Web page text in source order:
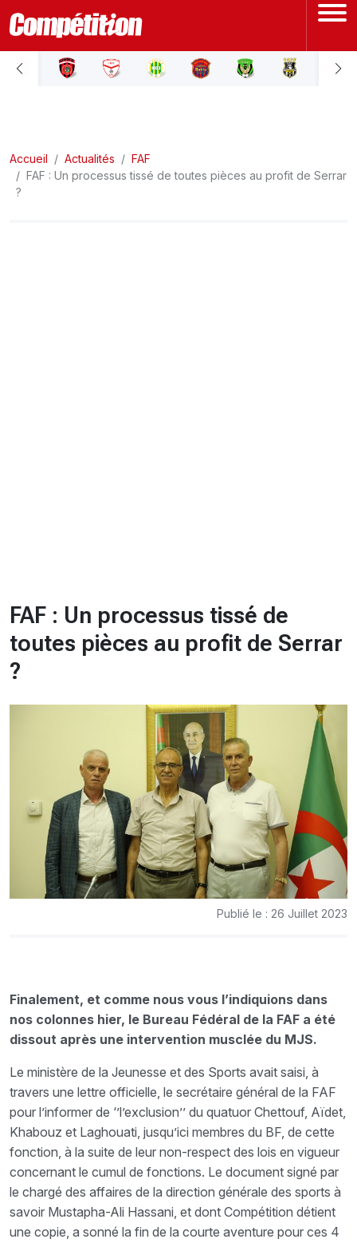
ACCUEIL
LIGUE 2
Accueil Actualités
FAF
FAF : Un processus tissé de toutes pièces au profit de Serrar
?
FAF : Un processus tissé de
toutes pièces au profit de Serrar
?
Publié le : 26 Juillet 2023
Finalement, et comme nous vous l’indiquions dans
nos colonnes hier, le Bureau Fédéral de la FAF a été
dissout après une intervention musclée du MJS.
Le ministère de la Jeunesse et des Sports avait saisi, à
travers une lettre officielle, le secrétaire général de la FAF
pour l’informer de ‘’l’exclusion’’ du quatuor Chettouf, Aïdet,
Khabouz et Laghouati, jusqu’ici membres du BF, de cette
fonction, à la suite de leur non-respect des lois en vigueur
concernant le cumul de fonctions. Le document signé par
le chargé des affaires de la direction générale des sports à
savoir Mustapha-Ali Hassani, et dont Compétition détient
une copie, a sonné la fin de la courte aventure pour ces 4